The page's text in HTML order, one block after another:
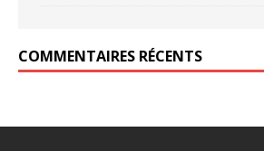
COMMENTAIRES RÉCENTS